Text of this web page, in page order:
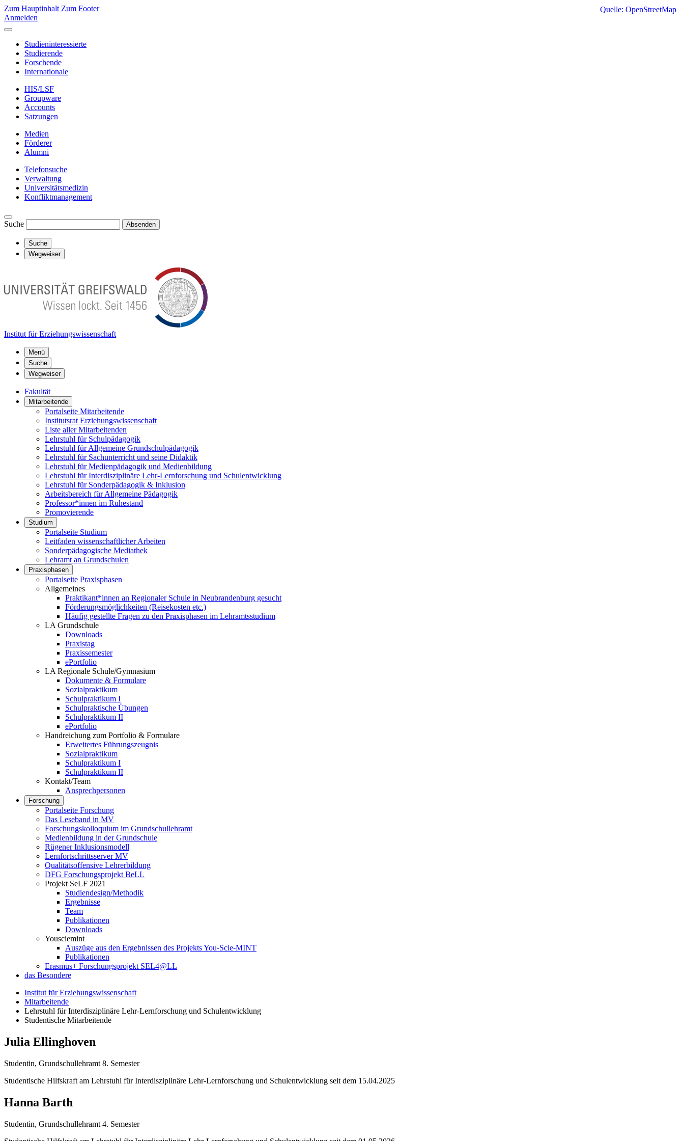
Zum Hauptinhalt Zum Footer
Anmelden
Studieninteressierte
Studierende
Forschende
Internationale
HIS/LSF
Groupware
Accounts
Satzungen
Medien
Förderer
Alumni
Telefonsuche
Verwaltung
Universitätsmedizin
Konfliktmanagement
Suche Absenden
Suche
Wegweiser
Institut für Erziehungswissenschaft
Menü
Suche
Wegweiser
Fakultät
Mitarbeitende
Portalseite Mitarbeitende
Institutsrat Erziehungswissenschaft
Liste aller Mitarbeitenden
Lehrstuhl für Schulpädagogik
Lehrstuhl für Allgemeine Grundschulpädagogik
Lehrstuhl für Sachunterricht und seine Didaktik
Lehrstuhl für Medienpädagogik und Medienbildung
Lehrstuhl für Interdisziplinäre Lehr-Lernforschung und Schulentwicklung
Lehrstuhl für Sonderpädagogik & Inklusion
Arbeitsbereich für Allgemeine Pädagogik
Professor*innen im Ruhestand
Promovierende
Studium
Portalseite Studium
Leitfaden wissenschaftlicher Arbeiten
Sonderpädagogische Mediathek
Lehramt an Grundschulen
Praxisphasen
Portalseite Praxisphasen
Allgemeines
Praktikant*innen an Regionaler Schule in Neubrandenburg gesucht
Förderungsmöglichkeiten (Reisekosten etc.)
Häufig gestellte Fragen zu den Praxisphasen im Lehramtsstudium
LA Grundschule
Downloads
Praxistag
Praxissemester
ePortfolio
LA Regionale Schule/Gymnasium
Dokumente & Formulare
Sozialpraktikum
Schulpraktikum I
Schulpraktische Übungen
Schulpraktikum II
ePortfolio
Handreichung zum Portfolio & Formulare
Erweitertes Führungszeugnis
Sozialpraktikum
Schulpraktikum I
Schulpraktikum II
Kontakt/Team
Ansprechpersonen
Forschung
Portalseite Forschung
Das Leseband in MV
Forschungskolloquium im Grundschullehramt
Medienbildung in der Grundschule
Rügener Inklusionsmodell
Lernfortschrittsserver MV
Qualitätsoffensive Lehrerbildung
DFG Forschungsprojekt BeLL
Projekt SeLF 2021
Studiendesign/Methodik
Ergebnisse
Team
Publikationen
Downloads
Yousciemint
Auszüge aus den Ergebnissen des Projekts You-Scie-MINT
Publikationen
Erasmus+ Forschungsprojekt SEL4@LL
das Besondere
Institut für Erziehungswissenschaft
Mitarbeitende
Lehrstuhl für Interdisziplinäre Lehr-Lernforschung und Schulentwicklung
Studentische Mitarbeitende
Julia Ellinghoven
Studentin, Grundschullehramt 8. Semester
Studentische Hilfskraft am Lehrstuhl für Interdisziplinäre Lehr-Lernforschung und Schulentwicklung seit dem 15.04.2025
Hanna Barth
Studentin, Grundschullehramt 4. Semester
Quelle: OpenStreetMap